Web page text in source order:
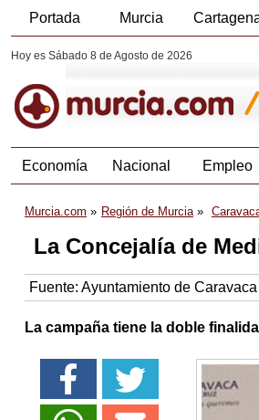
Portada Murcia
Hoy es Sábado 8 de Agosto de 2026
Economía Nacional Empleo
Murcia.com Región de Murcia
La Concejalía de
Fuente: Ayuntamiento de
La campaña tiene la doble